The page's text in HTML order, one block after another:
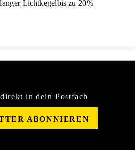
Lichtkegelbis zu 20%
in dein Postfach
ABONNIEREN